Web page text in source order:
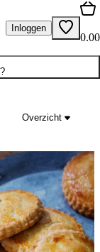
Inloggen
0.00
Overzicht